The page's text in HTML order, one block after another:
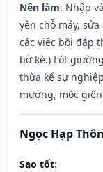
Nên làm: Nhập
yên chỗ máy,
các việc bồi đắp
bờ kè.) Lót
thừa kế sự
mương, móc
Ngọc Hạp
Sao tốt: